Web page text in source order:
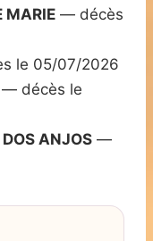
MARIE — décès
le 05/07/2026
— décès le
ANJOS —